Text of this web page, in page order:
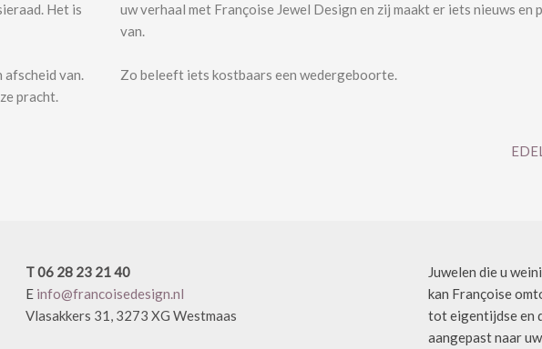
Het is
afscheid van.
pracht.
uw verhaal met Françoise Jewel Design en zij maakt er iets nieuws en
van.
Zo beleeft iets kostbaars een wedergeboorte.
T 06 28 23 21 40
E info@francoisedesign.nl
Vlasakkers 31, 3273 XG Westmaas
Juwelen die u
kan Françoise
tot eigentijdse en
aangepast naar